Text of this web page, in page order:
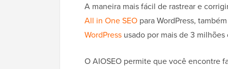
A maneira mais fácil de rastrear e
All in One SEO para WordPress,
WordPress usado por mais de 3
O AIOSEO permite que você encontre